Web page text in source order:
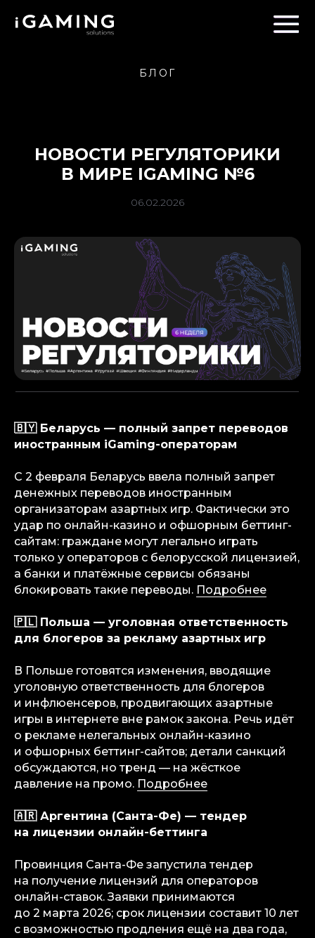
БЛОГ
НОВОСТИ РЕГУЛЯТОРИКИ
В МИРЕ IGAMING №6
06.02.2026
🇧🇾 Беларусь — полный запрет переводов
иностранным iGaming-операторам
С 2 февраля Беларусь ввела полный запрет
денежных переводов иностранным
организаторам азартных игр. Фактически это
удар по онлайн-казино и офшорным беттинг-
сайтам: граждане могут легально играть
только у операторов с белорусской лицензией,
а банки и платёжные сервисы обязаны
блокировать такие переводы. Подробнее
🇵🇱 Польша — уголовная ответственность
для блогеров за рекламу азартных игр
В Польше готовятся изменения, вводящие
уголовную ответственность для блогеров
и инфлюенсеров, продвигающих азартные
игры в интернете вне рамок закона. Речь идёт
о рекламе нелегальных онлайн-казино
и офшорных беттинг-сайтов; детали санкций
обсуждаются, но тренд — на жёсткое
давление на промо. Подробнее
🇦🇷 Аргентина (Санта-Фе) — тендер
на лицензии онлайн-беттинга
Провинция Санта-Фе запустила тендер
на получение лицензий для операторов
онлайн-ставок. Заявки принимаются
до 2 марта 2026; срок лицензии составит 10 лет
с возможностью продления ещё на два года,